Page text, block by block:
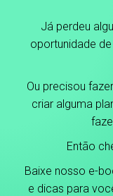
Já perdeu
oportunidade
Ou precisou
criar alguma
Então
Baixe nosso e-
e dicas para